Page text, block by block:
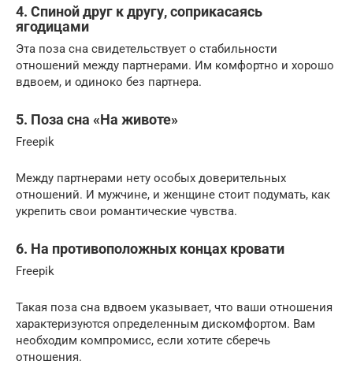
4. Спиной друг к другу, соприкасаясь
ягодицами
Эта поза сна свидетельствует о стабильности
отношений между партнерами. Им комфортно и хорошо
вдвоем, и одиноко без партнера.
5. Поза сна «На животе»
Freepik
Между партнерами нету особых доверительных
отношений. И мужчине, и женщине стоит подумать, как
укрепить свои романтические чувства.
6. На противоположных концах кровати
Freepik
Такая поза сна вдвоем указывает, что ваши отношения
характеризуются определенным дискомфортом. Вам
необходим компромисс, если хотите сберечь
отношения.